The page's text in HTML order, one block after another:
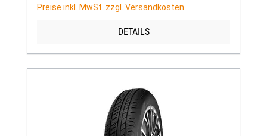
Preise inkl. MwSt. zzgl. Versandkosten
DETAILS